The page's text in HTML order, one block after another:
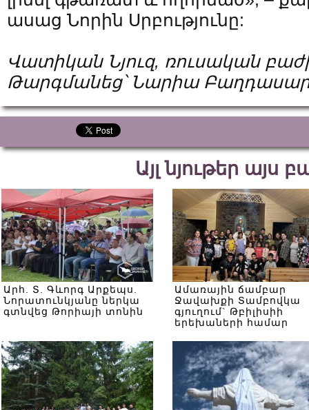
ասաց Նորին Սրբությունը:
Վատիկան Նյուզ, ռուսական
Թարգմանեց՝ Նարիա
Այլ նյութեր այս
Արհ. Տ. Գևորգ Արքեպս.
Նորատունկյանը ներկա
գտնվեց Թորիայի տոնին
Ամառային ճամբար
Ջավախքի Տամբովկա
գյուղում` Թբիլիսիի
երեխաների համար